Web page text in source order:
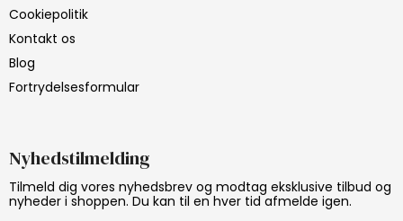
Cookiepolitik
Kontakt os
Blog
Fortrydelsesformular
Nyhedstilmelding
Tilmeld dig vores nyhedsbrev og modtag eksklusive tilbud og
nyheder i shoppen. Du kan til en hver tid afmelde igen.